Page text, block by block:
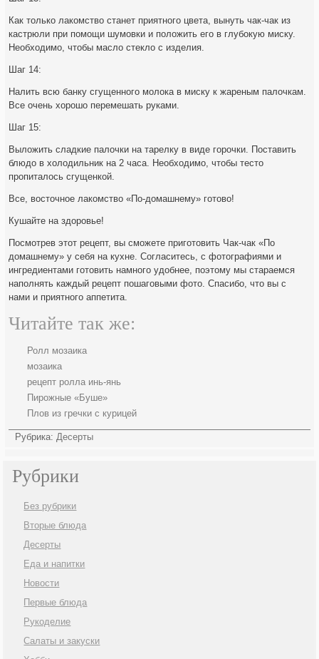
Как только лакомство станет приятного цвета, вынуть чак-чак из
кастрюли при помощи шумовки и положить его в глубокую миску.
Необходимо, чтобы масло стекло с изделия.
Шаг 14:
Налить всю банку сгущенного молока в миску к жареным палочкам.
Все очень хорошо перемешать руками.
Шаг 15:
Выложить сладкие палочки на тарелку в виде горочки. Поставить
блюдо в холодильник на 2 часа. Необходимо, чтобы тесто
пропиталось сгущенкой.
Все, восточное лакомство «По-домашнему» готово!
Кушайте на здоровье!
Посмотрев этот рецепт, вы сможете приготовить Чак-чак «По
домашнему» у себя на кухне. Согласитесь, с фотографиями и
ингредиентами готовить намного удобнее, поэтому мы стараемся
наполнять каждый рецепт пошаговыми фото. Спасибо, что вы с
нами и приятного аппетита.
Читайте так же:
Ролл мозаика
мозаика
рецепт ролла инь-янь
Пирожные «Буше»
Плов из гречки с курицей
Рубрика: Десерты
Рубрики
Без рубрики
Вторые блюда
Десерты
Еда и напитки
Новости
Первые блюда
Рукоделие
Салаты и закуски